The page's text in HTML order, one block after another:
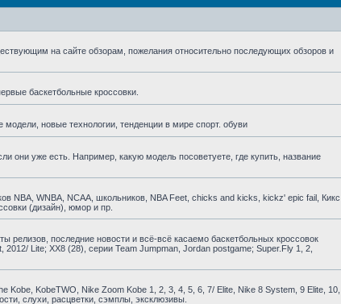
на сайте обзорам, пожелания относительно последующих обзоров и
баскетбольные кроссовки.
новые технологии, тенденции в мире спорт. обуви
они уже есть. Например, какую модель посоветуете, где купить, название
NBA, WNBA, NCAA, школьников, NBA Feet, chicks and kicks, kickz' epic fail, Кикс
(дизайн), юмор и пр.
последние новости и всё-всё касаемо баскетбольных кроссовок
Lite; XX8 (28), серии Team Jumpman, Jordan postgame; Super.Fly 1, 2,
Kobe, KobeTWO, Nike Zoom Kobe 1, 2, 3, 4, 5, 6, 7/ Elite, Nike 8 System, 9 Elite, 10,
слухи, расцветки, сэмплы, эксклюзивы.